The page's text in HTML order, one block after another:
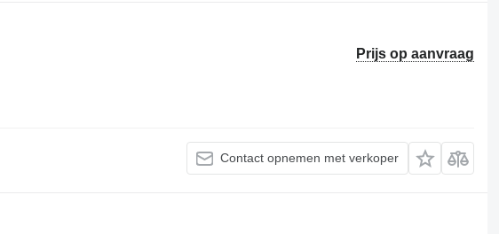
Prijs op aanvraag
Contact opnemen met verkoper